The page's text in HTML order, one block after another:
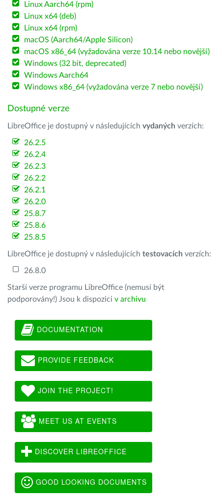
Linux Aarch64 (rpm)
Linux x64 (deb)
Linux x64 (rpm)
macOS (Aarch64/Apple Silicon)
macOS x86_64 (vyžadována verze 10.14 nebo novější)
Windows (32 bit, deprecated)
Windows Aarch64
Windows x86_64 (vyžadována verze 7 nebo novější)
Dostupné verze
LibreOffice je dostupný v následujících vydaných verzích:
26.2.5
26.2.4
26.2.3
26.2.2
26.2.1
26.2.0
25.8.7
25.8.6
25.8.5
LibreOffice je dostupný v následujících testovacích verzích:
26.8.0
Starší verze programu LibreOffice (nemusí být
podporovány!) Jsou k dispozici v archivu
DOCUMENTATION
PROVIDE FEEDBACK
JOIN THE PROJECT!
MEET US AT EVENTS
DISCOVER LIBREOFFICE
GOOD LOOKING DOCUMENTS